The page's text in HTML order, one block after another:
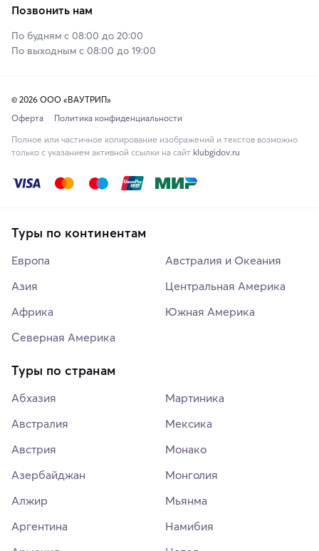
Позвонить нам
По будням с 08:00 до 20:00
По выходным с 08:00 до 19:00
© 2026 ООО «ВАУТРИП»
Оферта
Политика конфиденциальности
Полное или частичное копирование изображений и текстов возможно
только с указанием активной ссылки на сайт klubgidov.ru
Туры по континентам
Европа
Азия
Африка
Северная Америка
Австралия и Океания
Центральная Америка
Южная Америка
Туры по странам
Абхазия
Австралия
Австрия
Азербайджан
Алжир
Аргентина
Мартиника
Мексика
Монако
Монголия
Мьянма
Намибия